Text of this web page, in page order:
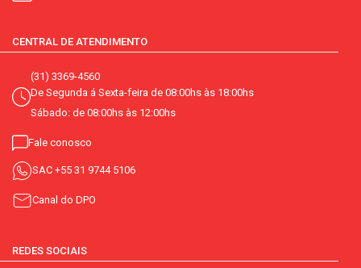
CENTRAL DE ATENDIMENTO
(31) 3369-4560
De Segunda á Sexta-feira de 08:00hs às 18:00hs
Sábado: de 08:00hs às 12:00hs
Fale conosco
SAC +55 31 9744 5106
Canal do DPO
REDES SOCIAIS